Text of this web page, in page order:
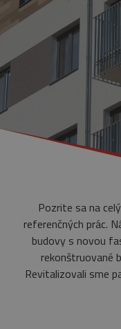
Pozrite sa na
referenčných prác.
budovy s novou
rekonštruované
Revitalizovali sme